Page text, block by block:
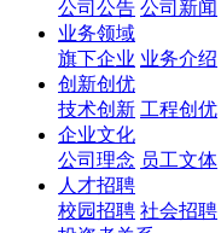
公司公告 公司新闻
业务领域
旗下企业 业务介绍
创新创优
技术创新 工程创优
企业文化
公司理念 员工文体
人才招聘
校园招聘 社会招聘